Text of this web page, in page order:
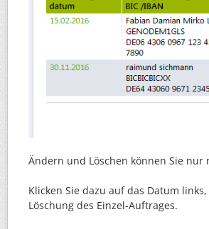
Ändern und Löschen können Sie
Klicken Sie dazu auf das Datum
Löschung des Einzel-Auftrages.